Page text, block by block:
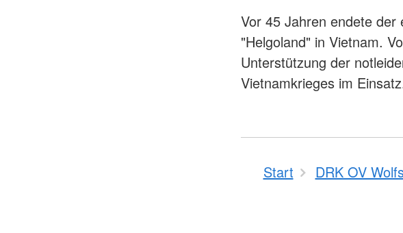
Vor 45 Jahren endete der
"Helgoland" in Vietnam.
Unterstützung der
Vietnamkrieges im
Start DRK OV